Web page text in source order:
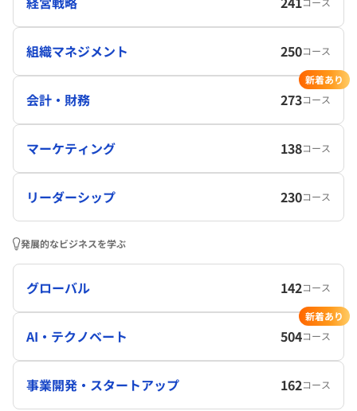
組織マネジメント 250コース
会計・財務 273コース
新着あり
マーケティング 138コース
リーダーシップ 230コース
発展的なビジネスを学ぶ
グローバル 142コース
AI・テクノベート 504コース
新着あり
事業開発・スタートアップ 162コース